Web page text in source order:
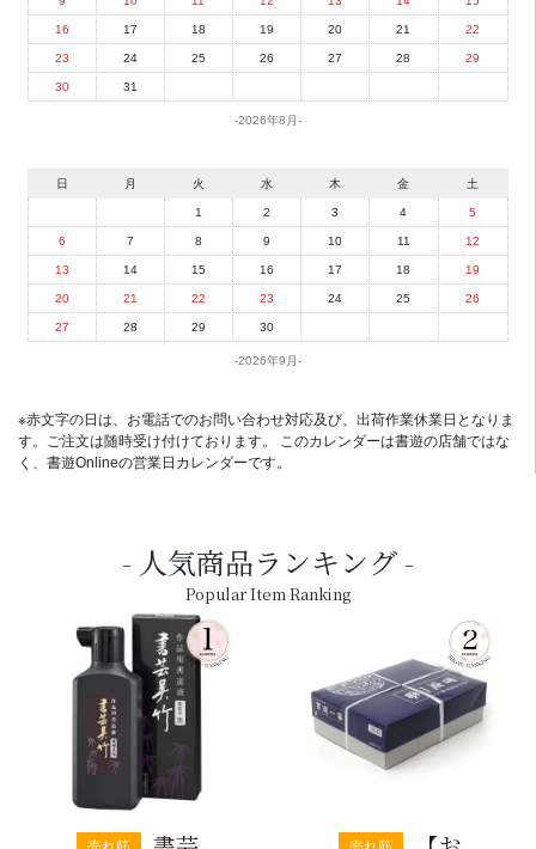
2026年8月
16 17 18 19 20 21 22
23 24 25 26 27 28 29
30 31
2026年9月
日 月 火 水 木 金 土
1 2 3 4 5
6 7 8 9 10 11 12
13 14 15 16 17 18 19
20 21 22 23 24 25 26
27 28 29 30
※赤文字の日は、お電話でのお問い合わせ対応及び、出荷作業休業日となりま
す。ご注文は随時受け付けております。 このカレンダーは書遊の店舗ではな
く、書遊Onlineの営業日カレンダーです。
人気商品ランキング
Popular Item Ranking